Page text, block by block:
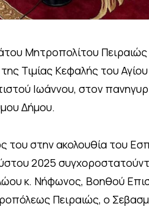
Μητροπολίτου Πειραιώς
Τιμίας Κεφαλής του
Ιωάννου, στον
Δήμου.
του στην ακολουθία του
2025
κ. Νήφωνος, Βοηθού
Πειραιώς, ο